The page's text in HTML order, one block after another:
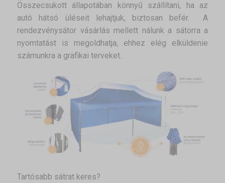
Összecsukott állapotában könnyű szállítani, ha az
autó hátsó üléseit lehajtjuk, biztosan befér. A
rendezvénysátor vásárlás mellett nálunk a sátorra a
nyomtatást is megoldhatja, ehhez elég elküldenie
számunkra a grafikai terveket.
Tartósabb sátrat keres?